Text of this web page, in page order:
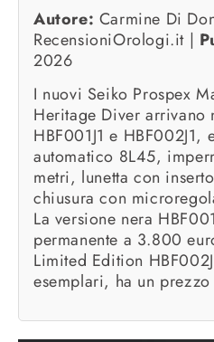
Autore: Carmine Di
RecensioniOrologi.it |
2026
I nuovi Seiko Prospex
Heritage Diver arrivano
HBF001J1 e
automatico 8L45,
metri, lunetta con
chiusura con
La versione nera
permanente a 3.800
Limited Edition
esemplari, ha un